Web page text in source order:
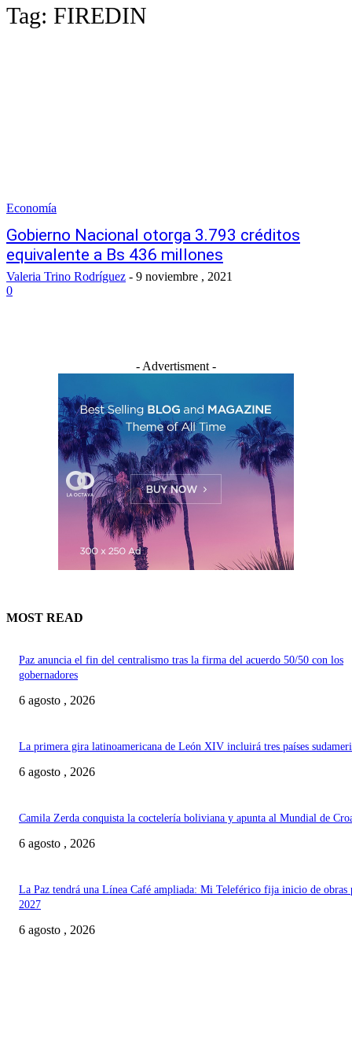
Tag: FIREDIN
Economía
Gobierno Nacional otorga 3.793 créditos
equivalente a Bs 436 millones
Valeria Trino Rodríguez - 9 noviembre , 2021
0
- Advertisment -
MOST READ
Paz anuncia el fin del centralismo tras la firma del acuerdo 50/50 con los
gobernadores
6 agosto , 2026
La primera gira latinoamericana de León XIV incluirá tres países
6 agosto , 2026
Camila Zerda conquista la coctelería boliviana y apunta al Mundial de
6 agosto , 2026
La Paz tendrá una Línea Café ampliada: Mi Teleférico fija inicio de obras
2027
6 agosto , 2026